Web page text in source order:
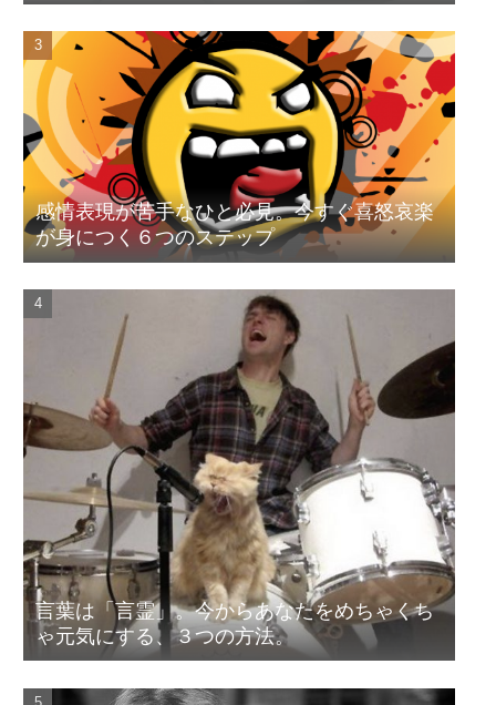
感情表現が苦手なひと必見。今すぐ喜怒哀楽
が身につく６つのステップ
言葉は「言霊」。今からあなたをめちゃくち
ゃ元気にする、３つの方法。